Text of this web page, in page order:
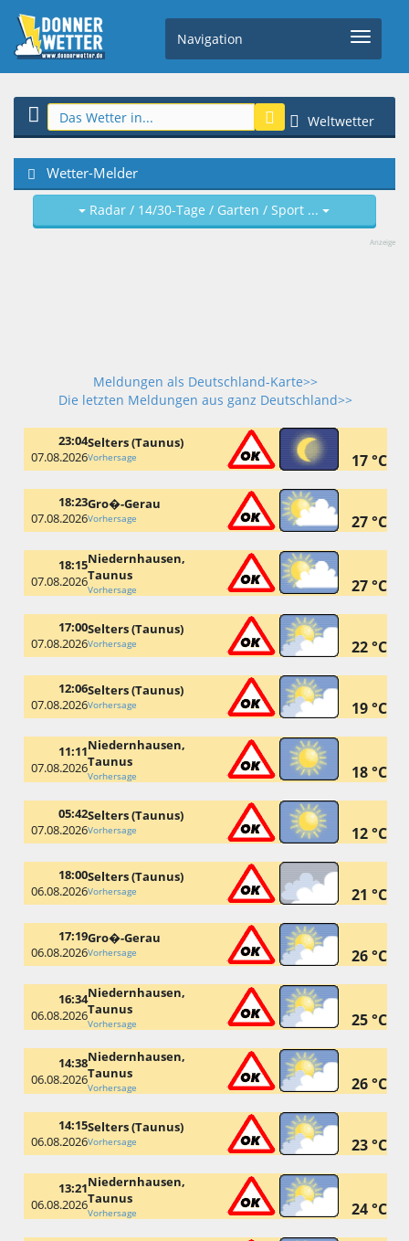
Navigation
Weltwetter
Wetter-Melder
Radar / 14/30-Tage / Garten / Sport ...
Anzeige
Meldungen als Deutschland-Karte>>
Die letzten Meldungen aus ganz Deutschland>>
23:04
07.08.2026
Selters (Taunus)
Vorhersage 17 °C
18:23
07.08.2026
Gro�-Gerau
Vorhersage 27 °C
18:15
07.08.2026
Niedernhausen,
Taunus
Vorhersage 27 °C
17:00
07.08.2026
Selters (Taunus)
Vorhersage 22 °C
12:06
07.08.2026
Selters (Taunus)
Vorhersage 19 °C
11:11
07.08.2026
Niedernhausen,
Taunus
Vorhersage 18 °C
05:42
07.08.2026
Selters (Taunus)
Vorhersage 12 °C
18:00
06.08.2026
Selters (Taunus)
Vorhersage 21 °C
17:19
06.08.2026
Gro�-Gerau
Vorhersage 26 °C
16:34
06.08.2026
Niedernhausen,
Taunus
Vorhersage 25 °C
14:38
06.08.2026
Niedernhausen,
Taunus
Vorhersage 26 °C
14:15
06.08.2026
Selters (Taunus)
Vorhersage 23 °C
13:21
06.08.2026
Niedernhausen,
Taunus
Vorhersage 24 °C